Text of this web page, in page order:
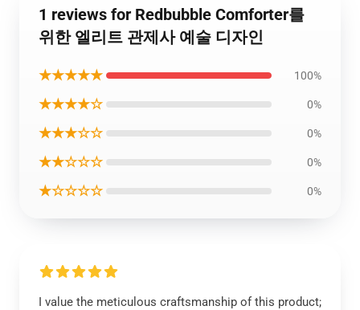
1 reviews for Redbubble Comforter를
위한 엘리트 관제사 예술 디자인
★★★★★ 100%
★★★★☆ 0%
★★★☆☆ 0%
★★☆☆☆ 0%
★☆☆☆☆ 0%
I value the meticulous craftsmanship of this product;